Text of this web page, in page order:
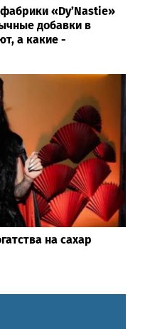
«Dy’Nastie»
добавки в
а какие -
на сахар